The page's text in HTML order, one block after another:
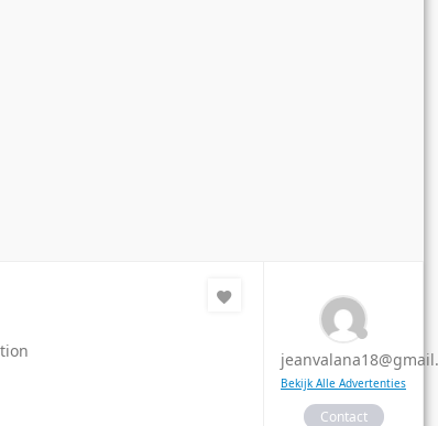
Bekijk Alle Advertenties
Contact